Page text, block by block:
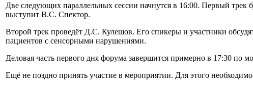
Две следующих параллельных сессии начнутся в 16:00. Первый трек
выступит В.С. Спектор.
Второй трек проведёт Д.С. Кулешов. Его спикеры и участники
пациентов с сенсорными нарушениями.
Деловая часть первого дня форума завершится примерно в 17:30 по
Ещё не поздно принять участие в мероприятии. Для этого необходимо